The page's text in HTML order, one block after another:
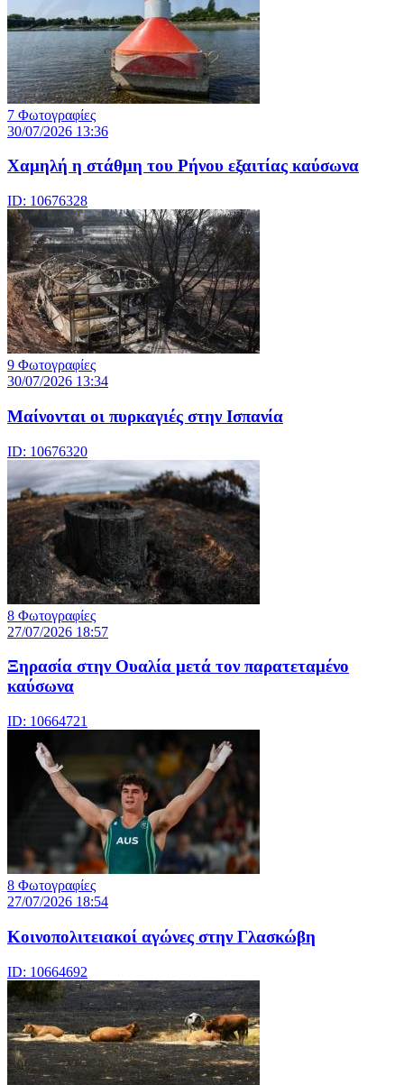
7 Φωτογραφίες
30/07/2026 13:36
Χαμηλή η στάθμη του Ρήνου εξαιτίας καύσωνα
ID: 10676328
9 Φωτογραφίες
30/07/2026 13:34
Μαίνονται οι πυρκαγιές στην Ισπανία
ID: 10676320
8 Φωτογραφίες
27/07/2026 18:57
Ξηρασία στην Ουαλία μετά τον παρατεταμένο
καύσωνα
ID: 10664721
8 Φωτογραφίες
27/07/2026 18:54
Κοινοπολιτειακοί αγώνες στην Γλασκώβη
ID: 10664692